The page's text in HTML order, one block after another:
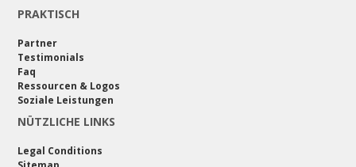
PRAKTISCH
Partner
Testimonials
Faq
Ressourcen & Logos
Soziale Leistungen
NÜTZLICHE LINKS
Legal Conditions